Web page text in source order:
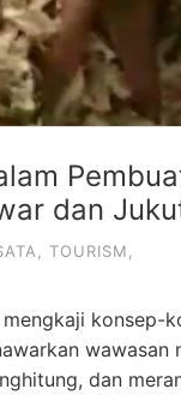
dan
TOURISM
konsep-
wawasan
dan